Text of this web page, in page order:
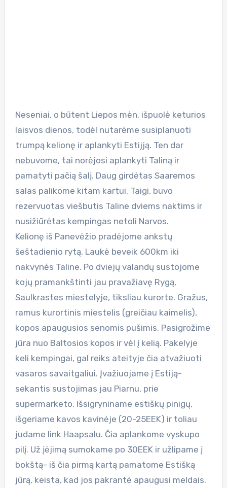
Neseniai, o būtent Liepos mėn. išpuolė keturios
laisvos dienos, todėl nutarėme susiplanuoti
trumpą kelionę ir aplankyti Estijją. Ten dar
nebuvome, tai norėjosi aplankyti Taliną ir
pamatyti pačią šalį. Daug girdėtas Saaremos
salas palikome kitam kartui. Taigi, buvo
rezervuotas viešbutis Taline dviems naktims ir
nusižiūrėtas kempingas netoli Narvos.
Kelionę iš Panevėžio pradėjome ankstų
šeštadienio rytą. Laukė beveik 600km iki
nakvynės Taline. Po dviejų valandų sustojome
kojų pramankštinti jau pravažiavę Rygą,
Saulkrastes miestelyje, tiksliau kurorte. Gražus,
ramus kurortinis miestelis (greičiau kaimelis),
kopos apaugusios senomis pušimis. Pasigrožime
jūra nuo Baltosios kopos ir vėl į kelią. Pakelyje
keli kempingai, gal reiks ateityje čia atvažiuoti
vasaros savaitgaliui. Įvažiuojame į Estiją-
sekantis sustojimas jau Piarnu, prie
supermarketo. Išsigryniname estiškų pinigų,
išgeriame kavos kavinėje (20-25EEK) ir toliau
judame link Haapsalu. Čia aplankome vyskupo
pilį. Už įėjimą sumokame po 30EEK ir užlipame į
bokštą- iš čia pirmą kartą pamatome Estišką
jūrą, keista, kad jos pakrantė apaugusi meldais.